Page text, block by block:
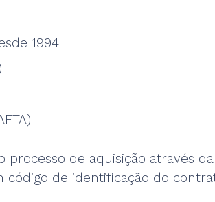
1994
de aquisição através
de identificação do